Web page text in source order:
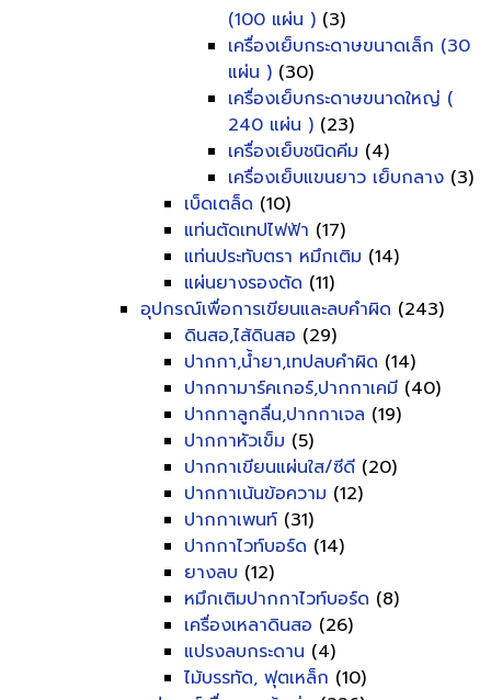
(100 แผ่น ) (3)
เครื่องเย็บกระดาษขนาดเล็ก (30
แผ่น ) (30)
เครื่องเย็บกระดาษขนาดใหญ่ (
240 แผ่น ) (23)
เครื่องเย็บชนิดคีม (4)
เครื่องเย็บแขนยาว เย็บกลาง (3)
เบ็ดเตล็ด (10)
แท่นตัดเทปไฟฟ้า (17)
แท่นประทับตรา หมึกเติม (14)
แผ่นยางรองตัด (11)
อุปกรณ์เพื่อการเขียนและลบคำผิด (243)
ดินสอ,ไส้ดินสอ (29)
ปากกา,น้ำยา,เทปลบคำผิด (14)
ปากกามาร์คเกอร์,ปากกาเคมี (40)
ปากกาลูกลื่น,ปากกาเจล (19)
ปากกาหัวเข็ม (5)
ปากกาเขียนแผ่นใส/ซีดี (20)
ปากกาเน้นข้อความ (12)
ปากกาเพนท์ (31)
ปากกาไวท์บอร์ด (14)
ยางลบ (12)
หมึกเติมปากกาไวท์บอร์ด (8)
เครื่องเหลาดินสอ (26)
แปรงลบกระดาน (4)
ไม้บรรทัด, ฟุตเหล็ก (10)